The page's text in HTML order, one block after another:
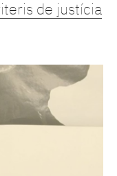
de justícia